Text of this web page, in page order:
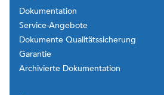
Dokumentation
Service-Angebote
Dokumente Qualitätssicherung
Garantie
Archivierte Dokumentation